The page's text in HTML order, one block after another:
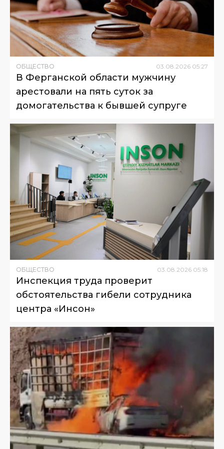
ОБЩЕСТВО 03 08 2026 05:27
В Ферганской области мужчину
арестовали на пять суток за
домогательства к бывшей супруге
ОБЩЕСТВО 03 08 2026 05:18
Инспекция труда проверит
обстоятельства гибели сотрудника
центра «Инсон»